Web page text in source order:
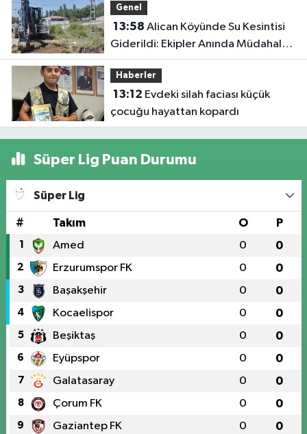
Genel
13:58
Giderildi: Ekipler Anında Müdahale
Etti
Haberler
13:12
çocuğu hayattan kopardı
Süper Lig Puan Durumu
Süper Lig
# Takım O P
1 Amed 0 0
2 Erzurumspor FK 0 0
3 Başakşehir 0 0
4 Kocaelispor 0 0
5 Beşiktaş 0 0
6 Eyüpspor 0 0
7 Galatasaray 0 0
8 Çorum FK 0 0
9 Gaziantep FK 0 0